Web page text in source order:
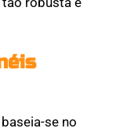
baseia-se no